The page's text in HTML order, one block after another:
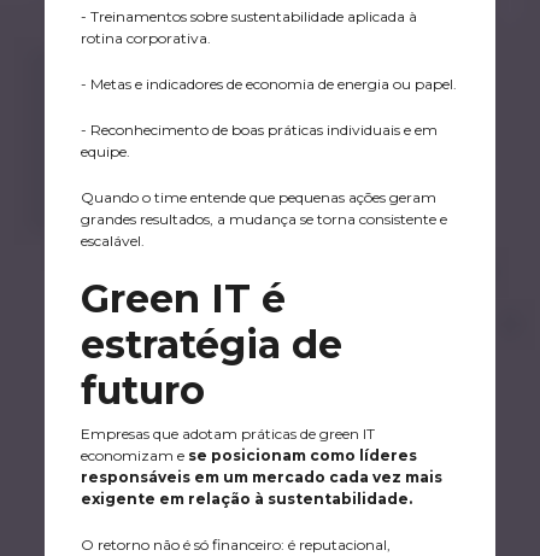
- Treinamentos sobre sustentabilidade aplicada à
rotina corporativa.
- Metas e indicadores de economia de energia ou papel.
- Reconhecimento de boas práticas individuais e em
equipe.
Quando o time entende que pequenas ações geram
grandes resultados, a mudança se torna consistente e
escalável.
Green IT é
estratégia de
futuro
Empresas que adotam práticas de green IT
economizam e se posicionam como líderes
responsáveis em um mercado cada vez mais
exigente em relação à sustentabilidade.
O retorno não é só financeiro: é reputacional,